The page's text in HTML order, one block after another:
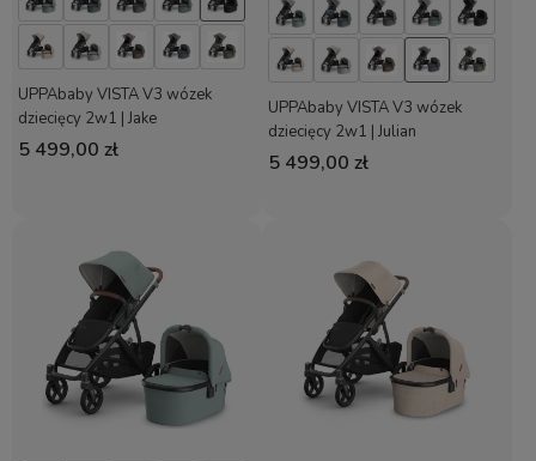
UPPAbaby VISTA V3 wózek
dziecięcy 2w1 | Jake
5 499,00 zł
UPPAbaby VISTA V3 wózek
dziecięcy 2w1 | Julian
5 499,00 zł